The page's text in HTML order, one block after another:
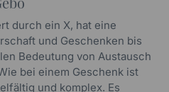
durch ein X, hat eine
und Geschenken bis
Bedeutung von Austausch
bei einem Geschenk ist
und komplex. Es